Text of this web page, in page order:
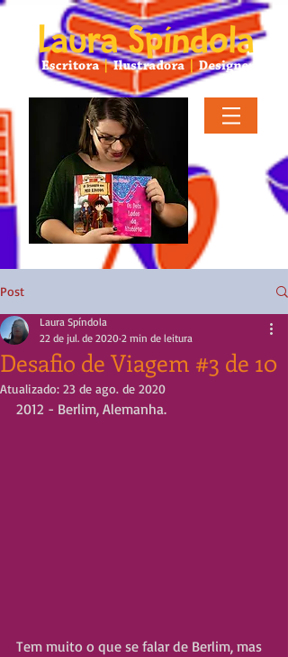
Post
Desafio de Viagem #3 de 10
Laura Spíndola
22 de jul. de 2020 2 min de leitura
Atualizado: 23 de ago. de 2020
2012 - Berlim, Alemanha.
Tem muito o que se falar de Berlim, mas